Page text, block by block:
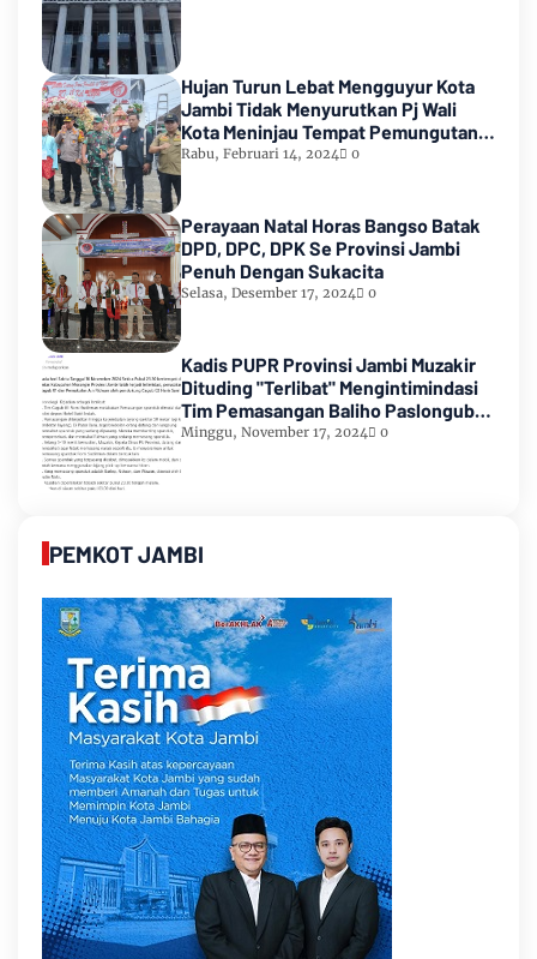
Hujan Turun Lebat Mengguyur Kota
Jambi Tidak Menyurutkan Pj Wali
Kota Meninjau Tempat Pemungutan
Suara Pemilu 2024
Rabu, Februari 14, 2024 0
Perayaan Natal Horas Bangso Batak
DPD, DPC, DPK Se Provinsi Jambi
Penuh Dengan Sukacita
Selasa, Desember 17, 2024 0
Kadis PUPR Provinsi Jambi Muzakir
Dituding "Terlibat" Mengintimindasi
Tim Pemasangan Baliho Paslongub
Romi-Sudirman
Minggu, November 17, 2024 0
PEMKOT JAMBI